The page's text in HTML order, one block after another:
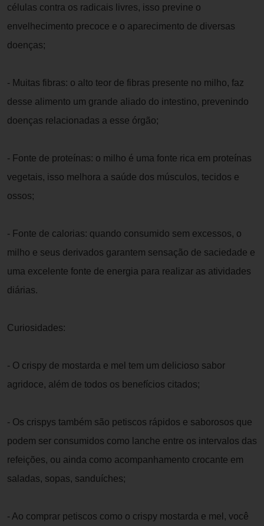
células contra os radicais livres, isso previne o
envelhecimento precoce e o aparecimento de diversas
doenças;
- Muitas fibras: o alto teor de fibras presente no milho, faz
desse alimento um grande aliado do intestino, prevenindo
doenças relacionadas a esse órgão;
- Fonte de proteínas: o milho é uma fonte rica em proteínas
vegetais, isso melhora a saúde dos músculos, tecidos e
ossos;
- Fonte de calorias: quando consumido sem excessos, o
milho e seus derivados garantem sensação de saciedade e
uma excelente fonte de energia para realizar as atividades
diárias.
Curiosidades:
- O crispy de mostarda e mel tem um delicioso sabor
agridoce, além de todos os benefícios citados;
- Os crispys também são petiscos rápidos e saborosos que
podem ser consumidos como lanche entre os intervalos das
refeições, ou ainda como acompanhamento crocante em
saladas, sopas, sanduíches;
- Ao comprar petiscos como o crispy mostarda e mel, você